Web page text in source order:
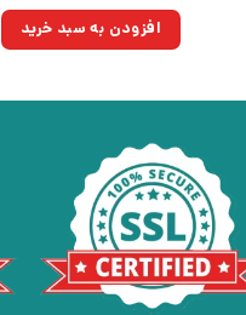
۲۱۰,۰۰۰تومان
بود.
افزودن به سبد خرید